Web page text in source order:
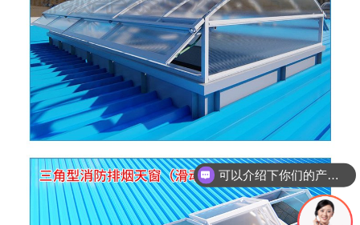
你们是怎么收费的呢